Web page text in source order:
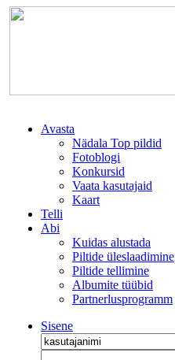
Avasta
Nädala Top pildid
Fotoblogi
Konkursid
Vaata kasutajaid
Kaart
Telli
Abi
Kuidas alustada
Piltide üleslaadimine
Piltide tellimine
Albumite tüübid
Partnerlusprogramm
Sisene